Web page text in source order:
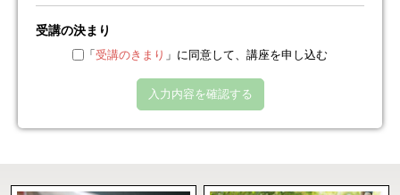
受講の決まり
「 受講のきまり 」に同意して、講座を申し込む